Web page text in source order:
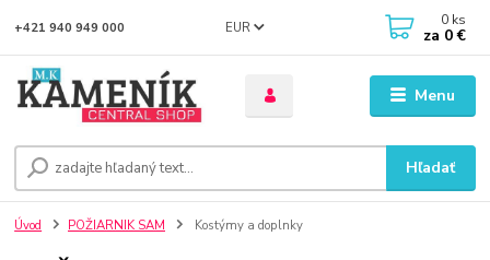
Menu
EUR
Hľadať
+421 940 949 000 0 ks
za 0 €
Úvod POŽIARNIK SAM Kostýmy a doplnky